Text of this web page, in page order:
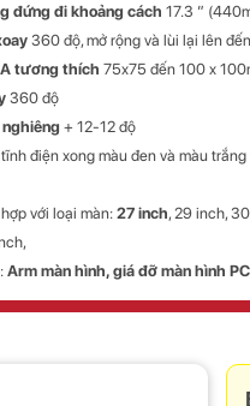
đứng đi khoảng cách 17.3 ”
360 độ, mở rộng và lùi lại lên
tương thích 75x75 đến 100 x
360 độ
nghiêng + 12-12 độ
điện xong màu đen và màu
với loại màn: 27 inch, 29 inch,
Arm màn hình, giá đỡ màn hình